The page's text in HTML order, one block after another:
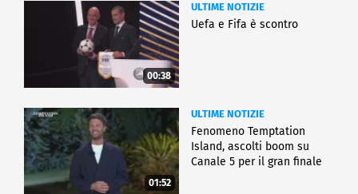
00:38
ULTIME NOTIZIE
Uefa e Fifa è scontro
01:52
ULTIME NOTIZIE
Fenomeno Temptation
Island, ascolti boom su
Canale 5 per il gran finale